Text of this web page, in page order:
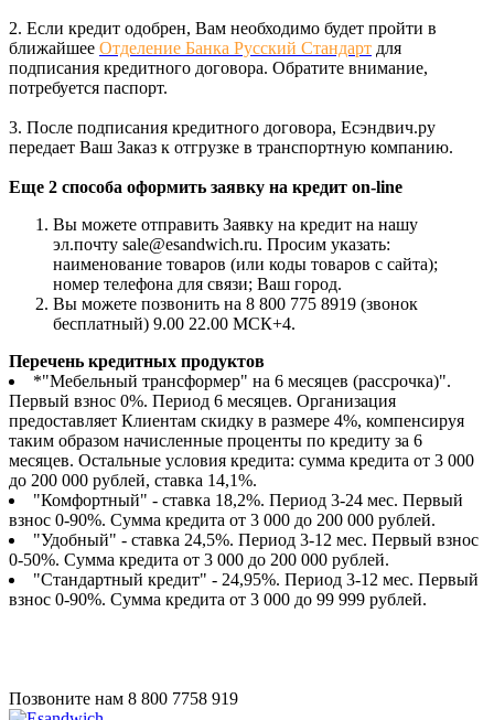
2. Если кредит одобрен, Вам необходимо будет пройти в
ближайшее Отделение Банка Русский Стандарт для
подписания кредитного договора. Обратите внимание,
потребуется паспорт.
3. После подписания кредитного договора, Есэндвич.ру
передает Ваш Заказ к отгрузке в транспортную компанию.
Еще 2 способа оформить заявку на кредит on-line
Вы можете отправить Заявку на кредит на нашу
эл.почту sale@esandwich.ru. Просим указать:
наименование товаров (или коды товаров с сайта);
номер телефона для связи; Ваш город.
Вы можете позвонить на 8 800 775 8919 (звонок
бесплатный) 9.00 22.00 МСК+4.
Перечень кредитных продуктов
*"Мебельный трансформер" на 6 месяцев (рассрочка)".
Первый взнос 0%. Период 6 месяцев. Организация
предоставляет Клиентам скидку в размере 4%, компенсируя
таким образом начисленные проценты по кредиту за 6
месяцев. Остальные условия кредита: сумма кредита от 3 000
до 200 000 рублей, ставка 14,1%.
"Комфортный" - ставка 18,2%. Период 3-24 мес. Первый
взнос 0-90%. Сумма кредита от 3 000 до 200 000 рублей.
"Удобный" - ставка 24,5%. Период 3-12 мес. Первый взнос
0-50%. Сумма кредита от 3 000 до 200 000 рублей.
"Стандартный кредит" - 24,95%. Период 3-12 мес. Первый
взнос 0-90%. Сумма кредита от 3 000 до 99 999 рублей.
Позвоните нам 8 800 7758 919